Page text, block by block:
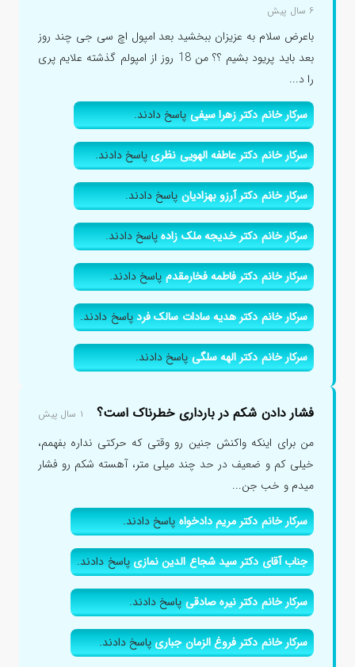
۶ سال پیش
باعرض سلام به عزیزان ببخشید بعد امپول اچ سی جی چند روز
بعد باید پریود بشیم ؟؟ من 18 روز از امپولم گذشته علایم پری
را د...
سرکار خانم دکتر زهرا سیفیپاسخ دادند.
سرکار خانم دکتر عاطفه الهویی نظریپاسخ دادند.
سرکار خانم دکتر آرزو بهزادیانپاسخ دادند.
سرکار خانم دکتر خدیجه ملک زادهپاسخ دادند.
سرکار خانم دکتر فاطمه فخارمقدمپاسخ دادند.
سرکار خانم دکتر هدیه سادات سالک فردپاسخ دادند.
سرکار خانم دکتر الهه سلگیپاسخ دادند.
فشار دادن شکم در بارداری خطرناک است؟ ۱ سال پیش
من برای اینکه واکنش جنین رو وقتی که حرکتی نداره بفهمم،
خیلی کم و ضعیف در حد چند میلی متر، آهسته شکم رو فشار
میدم و خب جن...
سرکار خانم دکتر مریم دادخواهپاسخ دادند.
جناب آقای دکتر سید شجاع الدین نمازیپاسخ دادند.
سرکار خانم دکتر نیره صادقیپاسخ دادند.
سرکار خانم دکتر فروغ الزمان جباریپاسخ دادند.